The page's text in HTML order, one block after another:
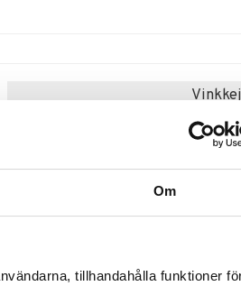
Om
tillhandahålla funktioner